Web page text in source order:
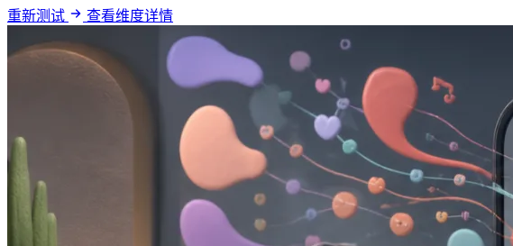
重新测试 查看维度详情